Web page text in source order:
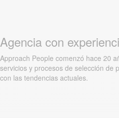
Agencia con
Approach People comenzó hace 20
servicios y procesos de selección de
con las tendencias actuales.